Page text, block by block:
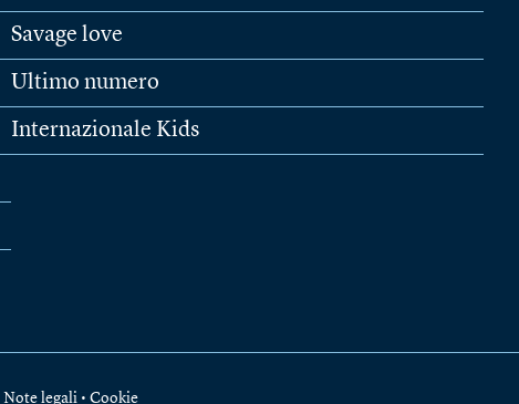
Savage love
Ultimo numero
Internazionale Kids
Note legali • Cookie